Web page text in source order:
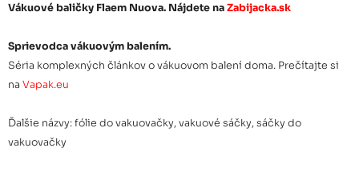
200x300 kartón 16 bal.
Vákuové baličky Flaem Nuova. Nájdete naZabijacka.sk
Sprievodca vákuovým balením.
Séria komplexných článkov o vákuovom balení doma. Prečítajte si
na Vapak.eu
Ďalšie názvy: fólie do vakuovačky, vakuové sáčky, sáčky do
vakuovačky